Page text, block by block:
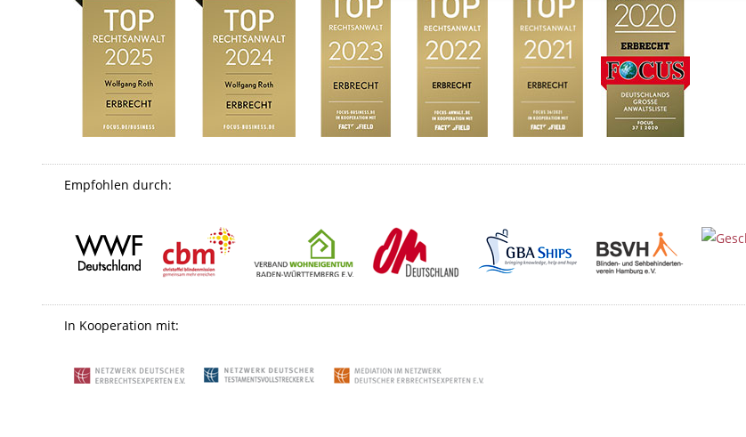
Empfohlen durch:
In Kooperation mit: